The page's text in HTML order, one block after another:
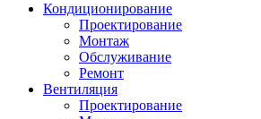
Кондиционирование
Проектирование
Монтаж
Обслуживание
Ремонт
Вентиляция
Проектирование